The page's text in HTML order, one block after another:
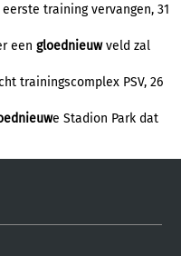
training vervangen, 31
een gloednieuwveld zal
trainingscomplex PSV, 26
e Stadion Park dat